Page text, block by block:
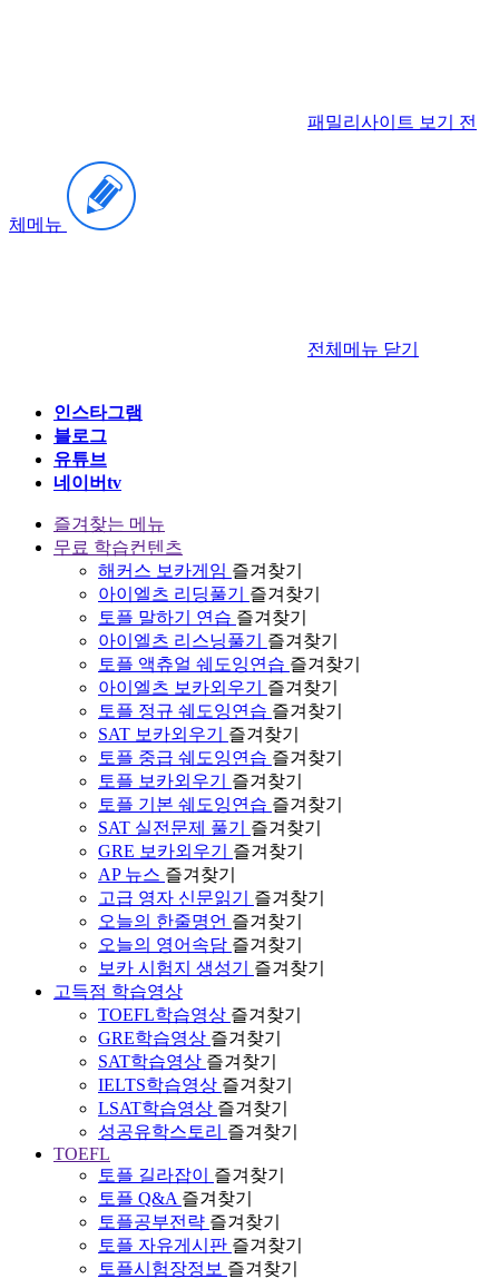
패밀리사이트 보기 전
체메뉴
전체메뉴 닫기
인스타그램
블로그
유튜브
네이버tv
즐겨찾는 메뉴
무료 학습컨텐츠
해커스 보카게임 즐겨찾기
아이엘츠 리딩풀기
즐겨찾기
토플 말하기 연습 즐겨찾기
아이엘츠 리스닝풀기
즐겨찾기
토플 액츄얼 쉐도잉연습 즐겨찾기
아이엘츠 보카외우기
즐겨찾기
토플 정규 쉐도잉연습 즐겨찾기
SAT 보카외우기
즐겨찾기
토플 중급 쉐도잉연습 즐겨찾기
토플 보카외우기
즐겨찾기
토플 기본 쉐도잉연습 즐겨찾기
SAT 실전문제 풀기
즐겨찾기
GRE 보카외우기
즐겨찾기
AP 뉴스 즐겨찾기
고급 영자 신문읽기
즐겨찾기
오늘의 한줄명언 즐겨찾기
오늘의 영어속담 즐겨찾기
보카 시험지 생성기
즐겨찾기
고득점 학습영상
TOEFL학습영상 즐겨찾기
GRE학습영상 즐겨찾기
SAT학습영상 즐겨찾기
IELTS학습영상 즐겨찾기
LSAT학습영상 즐겨찾기
성공유학스토리 즐겨찾기
TOEFL
토플 길라잡이
즐겨찾기
토플 Q&A 즐겨찾기
토플공부전략 즐겨찾기
토플 자유게시판 즐겨찾기
토플시험장정보 즐겨찾기